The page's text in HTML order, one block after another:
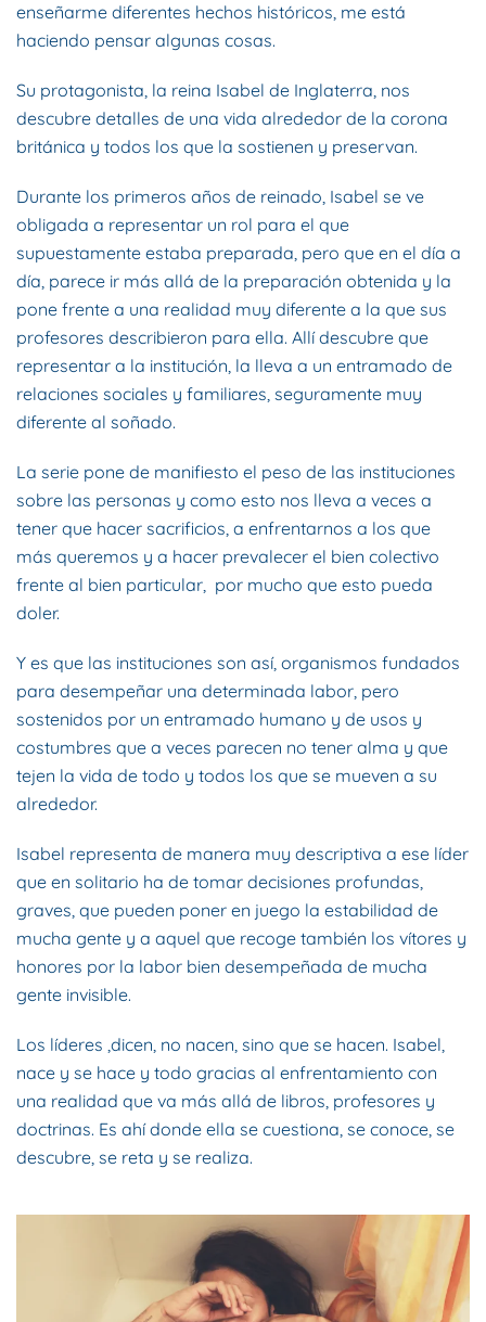
enseñarme diferentes hechos históricos, me está
haciendo pensar algunas cosas.
Su protagonista, la reina Isabel de Inglaterra, nos
descubre detalles de una vida alrededor de la corona
británica y todos los que la sostienen y preservan.
Durante los primeros años de reinado, Isabel se ve
obligada a representar un rol para el que
supuestamente estaba preparada, pero que en el día a
día, parece ir más allá de la preparación obtenida y la
pone frente a una realidad muy diferente a la que sus
profesores describieron para ella. Allí descubre que
representar a la institución, la lleva a un entramado de
relaciones sociales y familiares, seguramente muy
diferente al soñado.
La serie pone de manifiesto el peso de las instituciones
sobre las personas y como esto nos lleva a veces a
tener que hacer sacrificios, a enfrentarnos a los que
más queremos y a hacer prevalecer el bien colectivo
frente al bien particular, por mucho que esto pueda
doler.
Y es que las instituciones son así, organismos fundados
para desempeñar una determinada labor, pero
sostenidos por un entramado humano y de usos y
costumbres que a veces parecen no tener alma y que
tejen la vida de todo y todos los que se mueven a su
alrededor.
Isabel representa de manera muy descriptiva a ese líder
que en solitario ha de tomar decisiones profundas,
graves, que pueden poner en juego la estabilidad de
mucha gente y a aquel que recoge también los vítores y
honores por la labor bien desempeñada de mucha
gente invisible.
Los líderes ,dicen, no nacen, sino que se hacen. Isabel,
nace y se hace y todo gracias al enfrentamiento con
una realidad que va más allá de libros, profesores y
doctrinas. Es ahí donde ella se cuestiona, se conoce, se
descubre, se reta y se realiza.